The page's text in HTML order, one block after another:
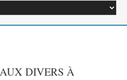
DIVERS À